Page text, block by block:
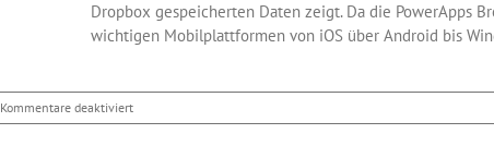
Dropbox gespeicherten Daten zeigt. Da die PowerApps
wichtigen Mobilplattformen von iOS über Android bis
Kommentare deaktiviertfür
Ohne